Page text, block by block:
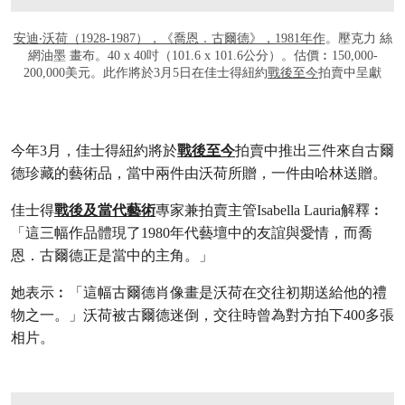
安迪‧沃荷（1928-1987），《喬恩．古爾德》，1981年作。壓克力 絲
網油墨 畫布。40 x 40吋（101.6 x 101.6公分）。估價︰150,000-
200,000美元。此作將於3月5日在佳士得紐約戰後至今拍賣中呈獻
今年3月，佳士得紐約將於戰後至今拍賣中推出三件來自古爾
德珍藏的藝術品，當中兩件由沃荷所贈，一件由哈林送贈。
佳士得戰後及當代藝術專家兼拍賣主管Isabella Lauria解釋︰
「這三幅作品體現了1980年代藝壇中的友誼與愛情，而喬
恩．古爾德正是當中的主角。」
她表示︰「這幅古爾德肖像畫是沃荷在交往初期送給他的禮
物之一。」沃荷被古爾德迷倒，交往時曾為對方拍下400多張
相片。